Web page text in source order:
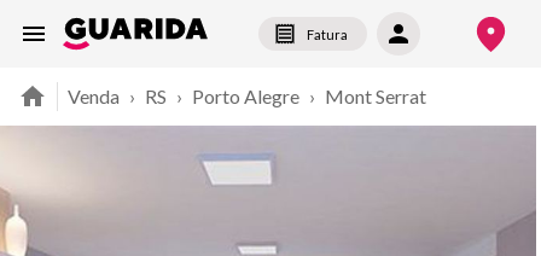
Fatura
Venda › RS › Porto Alegre › Mont Serrat